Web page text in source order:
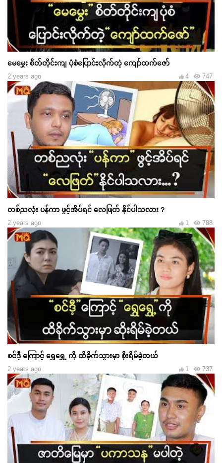
မေမွှေး စိတ်တိုင်းကျ ပုံစံပြောင်းလိုက်တဲ့ ကျော်ထက်ဇော်
2 years ago 747
4
တစ်ညလုံး ပန်ကာ ဖွင့်အိပ်ရင် လေဖြတ် နိုင်ပါသလား ?
2 years ago 788
1
စင်ဒီ့ ကြောင့် ရွှေရွှေ့ ကို ထိခိုက်သွားမှာ စိုးရိမ်ခဲ့တယ်
2 years ago 737
1